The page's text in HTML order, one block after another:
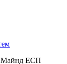
ЕСП